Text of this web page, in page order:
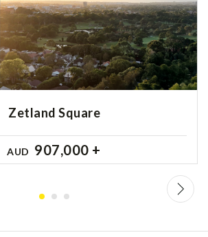
Zetland Square
AUD 907,000 +